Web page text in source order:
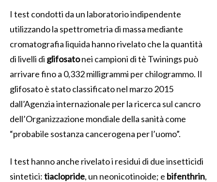
I test condotti da un laboratorio indipendente
utilizzando la spettrometria di massa mediante
cromatografia liquida hanno rivelato che la quantità
di livelli di glifosatonei campioni di tè Twinings può
arrivare fino a 0,332 milligrammi per chilogrammo. Il
glifosato è stato classificato nel marzo 2015
dall’Agenzia internazionale per la ricerca sul cancro
dell’Organizzazione mondiale della sanità come
“probabile sostanza cancerogena per l’uomo”.
I test hanno anche rivelato i residui di due insetticidi
sintetici:tiaclopride, un neonicotinoide; e bifenthrin,